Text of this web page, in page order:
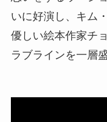
いに好演し、キム
優しい絵本作家チ
ラブラインを一層